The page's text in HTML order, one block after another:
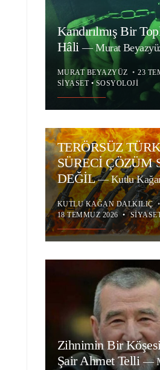
Kandırılmış Bir
Hâli—Murat
MURAT BEYAZYÜZ • 23
SIYASET• SOSYOLOJI
TERÖRSÜZ
SÜRECİ ÇÖZÜM
DEĞİL—Kutlu
KUTLU KAĞAN DALKILIÇ •
18 TEMMUZ 2026 •
Zihnimin Bir
Şair Ahmet Telli—